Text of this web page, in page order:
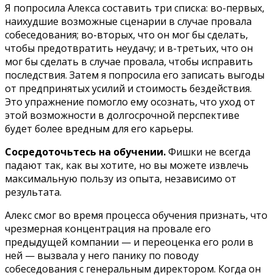
Я попросила Алекса составить три списка: во-первых,
наихудшие возможные сценарии в случае провала
собеседования; во-вторых, что он мог бы сделать,
чтобы предотвратить неудачу; и в-третьих, что он
мог бы сделать в случае провала, чтобы исправить
последствия. Затем я попросила его записать выгоды
от предпринятых усилий и стоимость бездействия.
Это упражнение помогло ему осознать, что уход от
этой возможности в долгосрочной перспективе
будет более вредным для его карьеры.
Сосредоточьтесь на обучении.Фишки не всегда
падают так, как вы хотите, но вы можете извлечь
максимальную пользу из опыта, независимо от
результата.
Алекс смог во время процесса обучения признать, что
чрезмерная концентрация на провале его
предыдущей компании — и переоценка его роли в
ней — вызвала у него панику по поводу
собеседования с генеральным директором. Когда он